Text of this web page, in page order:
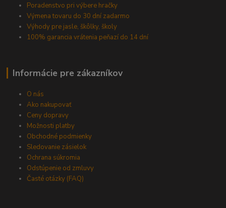
Poradenstvo pri výbere hračky
Výmena tovaru do 30 dní zadarmo
Výhody pre jasle, škôlky, školy
100% garancia vrátenia peňazí do 14 dní
Informácie pre zákazníkov
O nás
Ako nakupovať
Ceny dopravy
Možnosti platby
Obchodné podmienky
Sledovanie zásielok
Ochrana súkromia
Odstúpenie od zmluvy
Časté otázky (FAQ)